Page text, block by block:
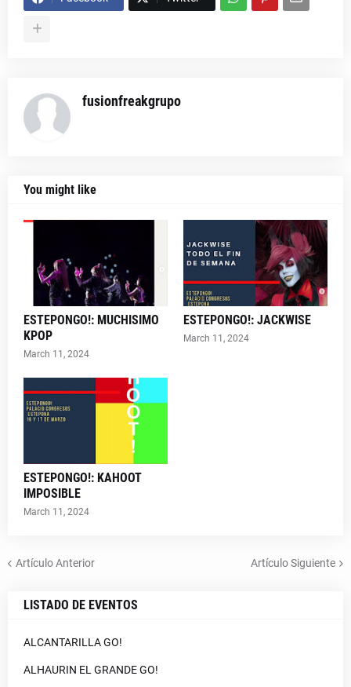
fusionfreakgrupo
You might like
ESTEPONGO!: MUCHISIMO
KPOP
March 11, 2024
ESTEPONGO!: JACKWISE
March 11, 2024
ESTEPONGO!: KAHOOT
IMPOSIBLE
March 11, 2024
Artículo Anterior Artículo Siguiente
LISTADO DE EVENTOS
ALCANTARILLA GO!
ALHAURIN EL GRANDE GO!